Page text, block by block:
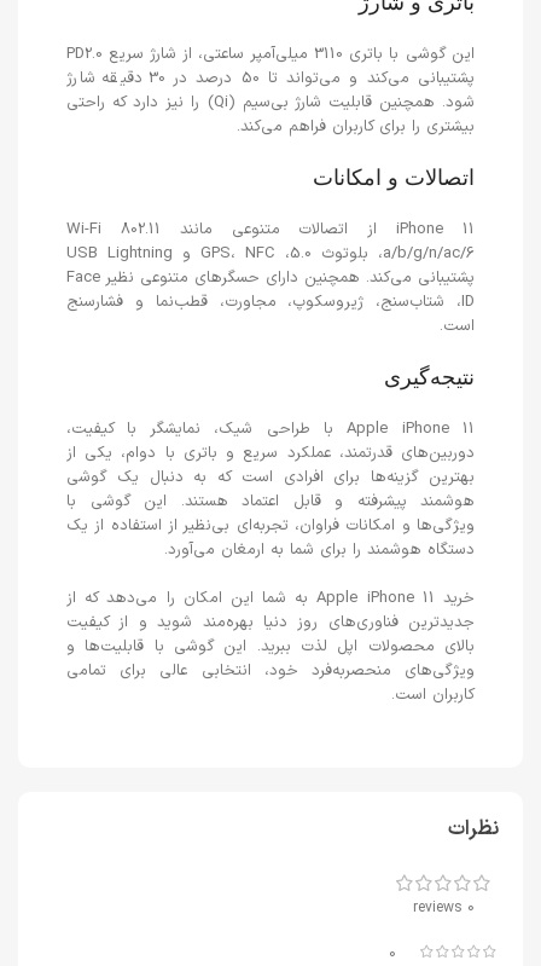
این گوشی با باتری 3110 میلی‌آمپر ساعتی، از شارژ سریع PD2.0
پشتیبانی می‌کند و می‌تواند تا 50 درصد در 30 دقیقه شارژ
شود. همچنین قابلیت شارژ بی‌سیم (Qi) را نیز دارد که راحتی
بیشتری را برای کاربران فراهم می‌کند.
اتصالات و امکانات
iPhone 11 از اتصالات متنوعی مانند Wi-Fi 802.11
a/b/g/n/ac/6، بلوتوث 5.0، GPS، NFC و USB Lightning
پشتیبانی می‌کند. همچنین دارای حسگرهای متنوعی نظیر Face
ID، شتاب‌سنج، ژیروسکوپ، مجاورت، قطب‌نما و فشارسنج
است.
نتیجه‌گیری
Apple iPhone 11 با طراحی شیک، نمایشگر با کیفیت،
دوربین‌های قدرتمند، عملکرد سریع و باتری با دوام، یکی از
بهترین گزینه‌ها برای افرادی است که به دنبال یک گوشی
هوشمند پیشرفته و قابل اعتماد هستند. این گوشی با
ویژگی‌ها و امکانات فراوان، تجربه‌ای بی‌نظیر از استفاده از یک
دستگاه هوشمند را برای شما به ارمغان می‌آورد.
خرید Apple iPhone 11 به شما این امکان را می‌دهد که از
جدیدترین فناوری‌های روز دنیا بهره‌مند شوید و از کیفیت
بالای محصولات اپل لذت ببرید. این گوشی با قابلیت‌ها و
ویژگی‌های منحصربه‌فرد خود، انتخابی عالی برای تمامی
کاربران است.
نظرات
0 reviews
0